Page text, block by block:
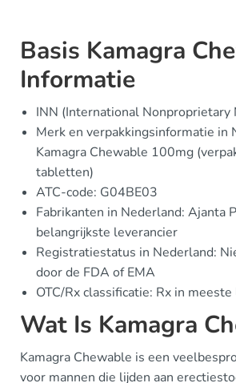
Basis Kamagra
Informatie
INN (International Nonproprietary
Merk en verpakkingsinformatie in
Kamagra Chewable 100mg
tabletten)
ATC-code: G04BE03
Fabrikanten in Nederland: Ajanta
belangrijkste leverancier
Registratiestatus in Nederland:
door de FDA of EMA
OTC/Rx classificatie: Rx in meeste
Wat Is Kamagra
Kamagra Chewable is een
voor mannen die lijden aan